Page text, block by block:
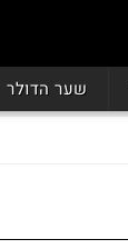
שער הדולר